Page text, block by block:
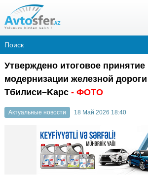
Утверждено итоговое принятие
модернизации железной
Tбилиси–Kарс - ФОТО
Актуальные новости 18 Май 2026 18:40